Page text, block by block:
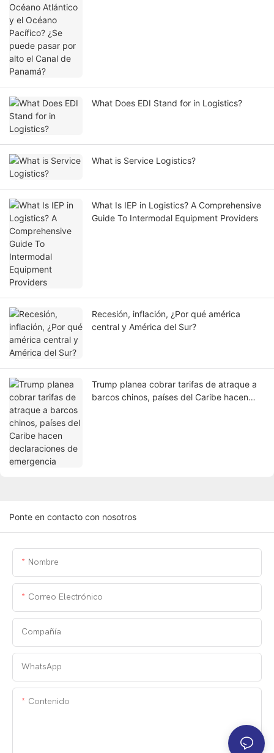
What Does EDI Stand for in Logistics?
What is Service Logistics?
What Is IEP in Logistics? A Comprehensive
Guide To Intermodal Equipment Providers
Recesión, inflación, ¿Por qué américa
central y América del Sur?
Trump planea cobrar tarifas de atraque a
barcos chinos, países del Caribe hacen
Ponte en contacto con nosotros
Nombre
Correo Electrónico
Compañía
WhatsApp
Contenido